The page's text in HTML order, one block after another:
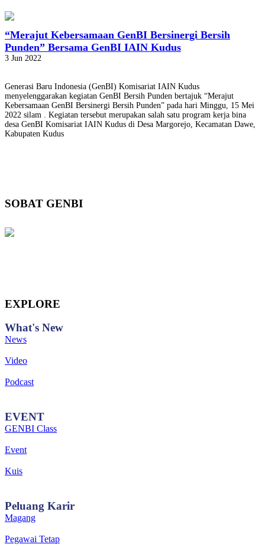
“Merajut Kebersamaan GenBI Bersinergi Bersih
Punden” Bersama GenBI IAIN Kudus
3 Jun 2022
Generasi Baru Indonesia (GenBI) Komisariat IAIN Kudus
menyelenggarakan kegiatan GenBI Bersih Punden bertajuk “Merajut
Kebersamaan GenBI Bersinergi Bersih Punden” pada hari Minggu, 15 Mei
2022 silam . Kegiatan tersebut merupakan salah satu program kerja bina
desa GenBI Komisariat IAIN Kudus di Desa Margorejo, Kecamatan Dawe,
Kabupaten Kudus
SOBAT GENBI
EXPLORE
What's New
News
Video
Podcast
EVENT
GENBI Class
Event
Kuis
Peluang Karir
Magang
Pegawai Tetap